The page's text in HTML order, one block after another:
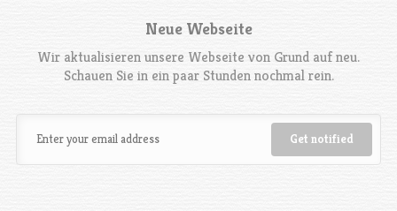
Neue Webseite
Wir aktualisieren unsere Webseite von Grund auf neu.
Schauen Sie in ein paar Stunden nochmal rein.